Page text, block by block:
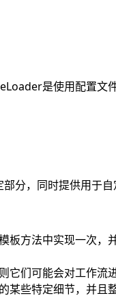
是使用配置文
分，同时提供用于
板方法中实现一次，
它们可能会对工作流
某些特定细节，并且